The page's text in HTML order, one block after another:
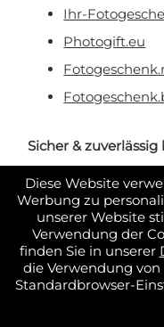
Diese Website
Werbung zu
unserer Website
Verwendung der
finden Sie in unserer
die Verwendung
Standardbrowser-
Ihr-
Photogift.eu
Sicher & zuverlässig